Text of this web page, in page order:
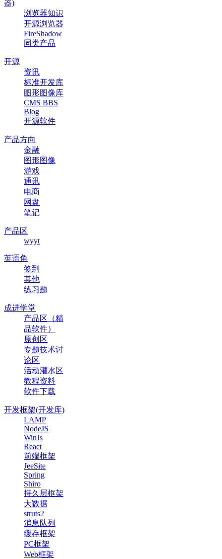
器)
浏览器知识
开源浏览器
FireShadow
同类产品
开源
资讯
标准开发库
图形图像库
CMS BBS
Blog
开源软件
产品方向
金融
图形图像
游戏
通讯
电商
网盘
笔记
产品区
wyyt
英语角
签到
其他
练习题
成进学堂
产品区（精
品软件）
原创区
专题技术讨
论区
活动灌水区
教程资料
软件下载
开发框架(开发库)
LAMP
NodeJS
WinJs
React
前端框架
JeeSite
Spring
Shiro
持久层框架
大数据
struts2
消息队列
缓存框架
PC框架
Web框架